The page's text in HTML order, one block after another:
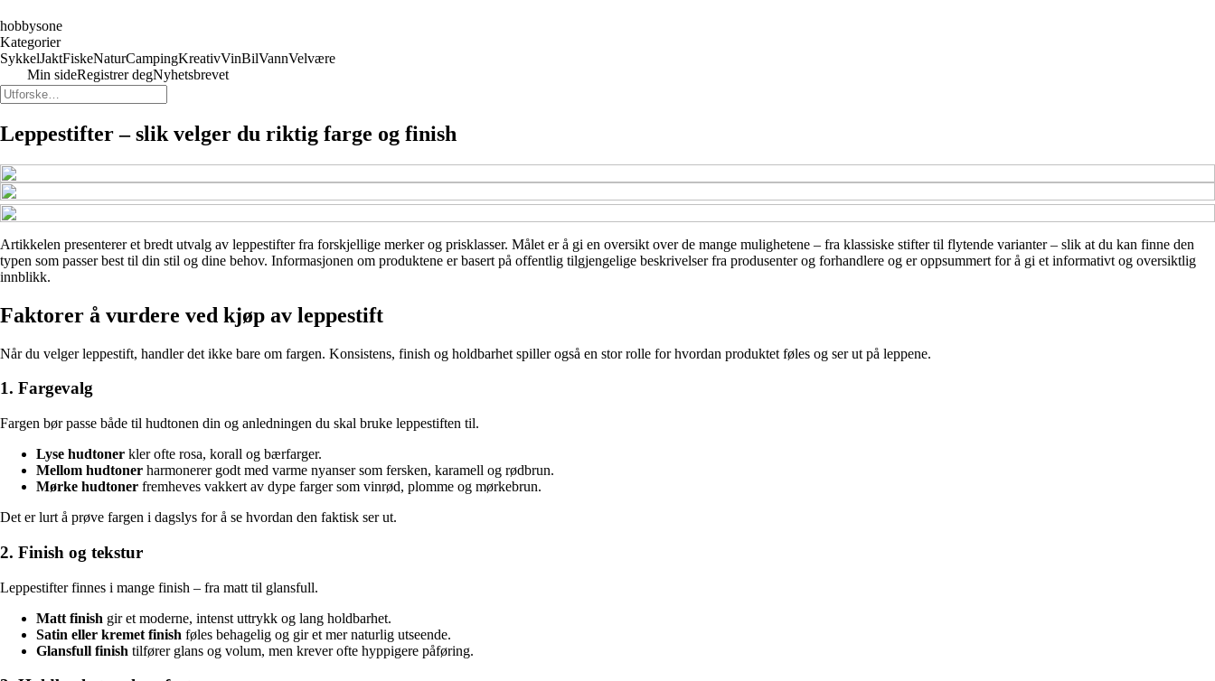
hobbysone
Kategorier
SykkelJaktFiskeNaturCampingKreativVinBilVannVelvære
Min sideRegistrer degNyhetsbrevet
Leppestifter – slik velger du riktig farge og finish
Artikkelen presenterer et bredt utvalg av leppestifter fra forskjellige merker og prisklasser. Målet er å gi en oversikt over de mange mulighetene – fra klassiske stifter til flytende varianter – slik at du kan finne den
typen som passer best til din stil og dine behov. Informasjonen om produktene er basert på offentlig tilgjengelige beskrivelser fra produsenter og forhandlere og er oppsummert for å gi et informativt og oversiktlig
innblikk.
Faktorer å vurdere ved kjøp av leppestift
Når du velger leppestift, handler det ikke bare om fargen. Konsistens, finish og holdbarhet spiller også en stor rolle for hvordan produktet føles og ser ut på leppene.
1. Fargevalg
Fargen bør passe både til hudtonen din og anledningen du skal bruke leppestiften til.
Lyse hudtoner kler ofte rosa, korall og bærfarger.
Mellom hudtoner harmonerer godt med varme nyanser som fersken, karamell og rødbrun.
Mørke hudtoner fremheves vakkert av dype farger som vinrød, plomme og mørkebrun.
Det er lurt å prøve fargen i dagslys for å se hvordan den faktisk ser ut.
2. Finish og tekstur
Leppestifter finnes i mange finish – fra matt til glansfull.
Matt finish gir et moderne, intenst uttrykk og lang holdbarhet.
Satin eller kremet finish føles behagelig og gir et mer naturlig utseende.
Glansfull finish tilfører glans og volum, men krever ofte hyppigere påføring.